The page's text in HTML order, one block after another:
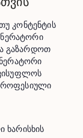
კონტენტის
გაზარდოთ
ხარისხის